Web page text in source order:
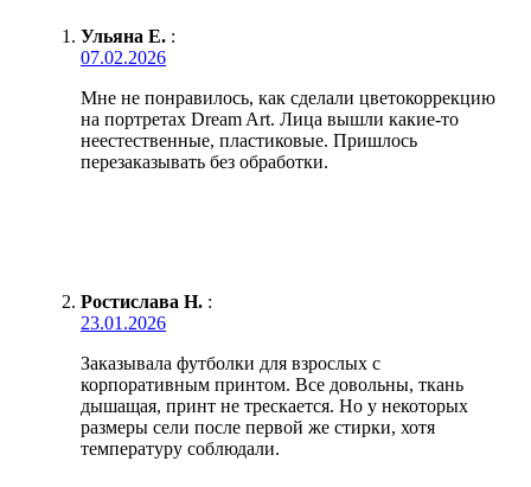
Ульяна Е. :
07.02.2026
Мне не понравилось, как сделали цветокоррекцию
на портретах Dream Art. Лица вышли какие-то
неестественные, пластиковые. Пришлось
перезаказывать без обработки.
Ростислава Н. :
23.01.2026
Заказывала футболки для взрослых с
корпоративным принтом. Все довольны, ткань
дышащая, принт не трескается. Но у некоторых
размеры сели после первой же стирки, хотя
температуру соблюдали.